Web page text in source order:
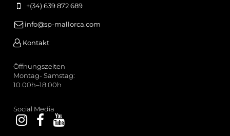
+(34) 639 872 689
info@sp-mallorca.com
Kontakt
Öffnungszeiten
Montag- Samstag:
10.00h–18.00h
Social Media